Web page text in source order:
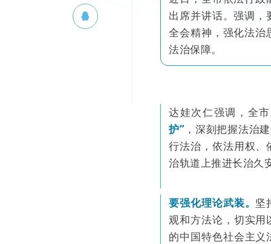
出席并讲话。强调
全会精神，强化法治
法治保障。
达娃次仁强调，全
护” ，深刻把握法治
行法治，依法用权、
治轨道上推进长治久
要强化理论武装。 坚
观和方法论，切实
的中国特色社会主